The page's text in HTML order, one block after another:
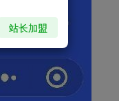
站长加盟